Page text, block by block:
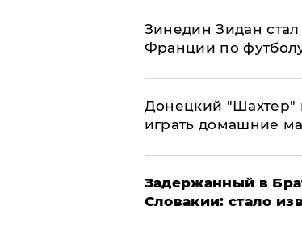
Зинедин Зидан
Франции по
Донецкий "Шахтер"
играть домашние
Задержанный в
Словакии: стало